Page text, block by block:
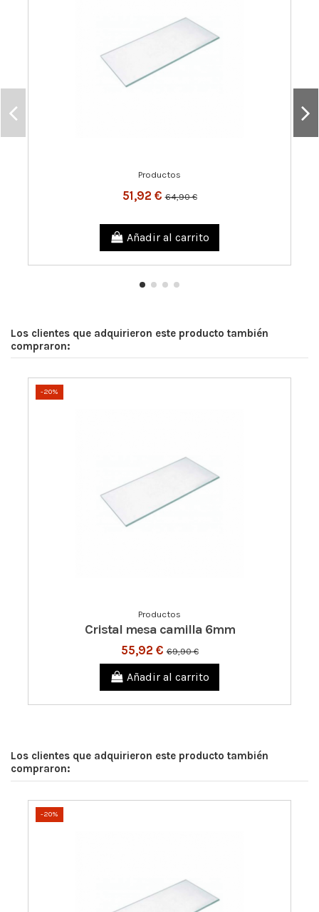
Productos
51,92 €64,90 €
Añadir al carrito
Los clientes que adquirieron este producto también
compraron:
-20%
Productos
Cristal mesa camilla 6mm
55,92 €69,90 €
Añadir al carrito
Los clientes que adquirieron este producto también
compraron:
-20%